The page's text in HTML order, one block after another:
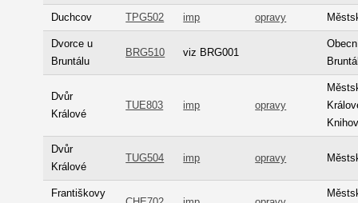
Duchcov TPG502 imp opravy
Dvorce u
Bruntálu
BRG510 viz BRG001
Dvůr
Králové
TUE803 imp opravy
Dvůr
Králové
TUG504 imp opravy
Františkovy